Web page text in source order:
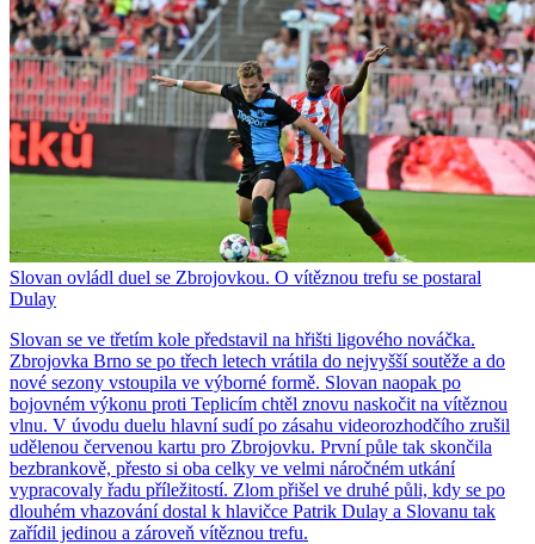
Slovan ovládl duel se Zbrojovkou. O vítěznou trefu se postaral
Dulay
Slovan se ve třetím kole představil na hřišti ligového nováčka.
Zbrojovka Brno se po třech letech vrátila do nejvyšší soutěže a do
nové sezony vstoupila ve výborné formě. Slovan naopak po
bojovném výkonu proti Teplicím chtěl znovu naskočit na vítěznou
vlnu. V úvodu duelu hlavní sudí po zásahu videorozhodčího zrušil
udělenou červenou kartu pro Zbrojovku. První půle tak skončila
bezbrankově, přesto si oba celky ve velmi náročném utkání
vypracovaly řadu příležitostí. Zlom přišel ve druhé půli, kdy se po
dlouhém vhazování dostal k hlavičce Patrik Dulay a Slovanu tak
zařídil jedinou a zároveň vítěznou trefu.